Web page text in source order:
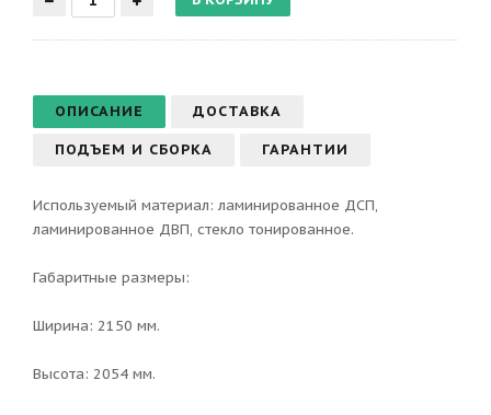
ОПИСАНИЕ ДОСТАВКА
ПОДЪЕМ И СБОРКА ГАРАНТИИ
Используемый материал: ламинированное ДСП,
ламинированное ДВП, стекло тонированное.
Габаритные размеры:
Ширина: 2150 мм.
Высота: 2054 мм.